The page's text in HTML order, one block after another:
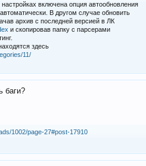
включена опция автообновления
В другом случае обновить
архив с последней версией в ЛК
и скопировав папку с парсерами
здесь
11/
баги?
1002/page-27#post-17910